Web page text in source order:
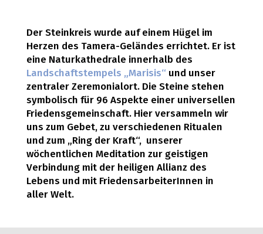
Der Steinkreis wurde auf einem Hügel im
Herzen des Tamera-Geländes errichtet. Er ist
eine Naturkathedrale innerhalb des
Landschaftstempels „Marisis“ und unser
zentraler Zeremonialort. Die Steine stehen
symbolisch für 96 Aspekte einer universellen
Friedensgemeinschaft. Hier versammeln wir
uns zum Gebet, zu verschiedenen Ritualen
und zum „Ring der Kraft“, unserer
wöchentlichen Meditation zur geistigen
Verbindung mit der heiligen Allianz des
Lebens und mit FriedensarbeiterInnen in
aller Welt.